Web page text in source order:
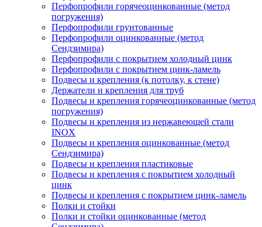
Перфопрофили горячеоцинкованные (метод
погружения)
Перфопрофили грунтованные
Перфопрофили оцинкованные (метод
Сендзимира)
Перфопрофили с покрытием холодный цинк
Перфопрофили с покрытием цинк-ламель
Подвесы и крепления (к потолку, к стене)
Держатели и крепления для труб
Подвесы и крепления горячеоцинкованные (метод
погружения)
Подвесы и крепления из нержавеющей стали
INOX
Подвесы и крепления оцинкованные (метод
Сендзимира)
Подвесы и крепления пластиковые
Подвесы и крепления с покрытием холодный
цинк
Подвесы и крепления с покрытием цинк-ламель
Полки и стойки
Полки и стойки оцинкованные (метод